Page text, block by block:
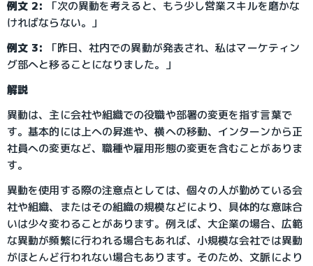
例文 2:
「次の異動を考えると、もう少し営業スキルを磨かな
ければならない。」
例文 3:
「昨日、社内での異動が発表され、私はマーケティン
グ部へと移ることになりました。」
解説
異動は、主に会社や組織での役職や部署の変更を指す言葉で
す。基本的には上への昇進や、横への移動、インターンから正
社員への変更など、職種や雇用形態の変更を含むことがありま
す。
異動を使用する際の注意点としては、個々の人が勤めている会
社や組織、またはその組織の規模などにより、具体的な意味合
いは少々変わることがあります。例えば、大企業の場合、広範
な異動が頻繁に行われる場合もあれば、小規模な会社では異動
がほとんど行われない場合もあります。そのため、文脈により